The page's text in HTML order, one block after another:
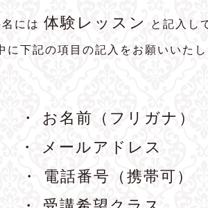
には 体験レッスン と記入し
に下記の項目の記入をお願いいたし
・ お名前（フリガナ）
・ メールアドレス
・ 電話番号（携帯可）